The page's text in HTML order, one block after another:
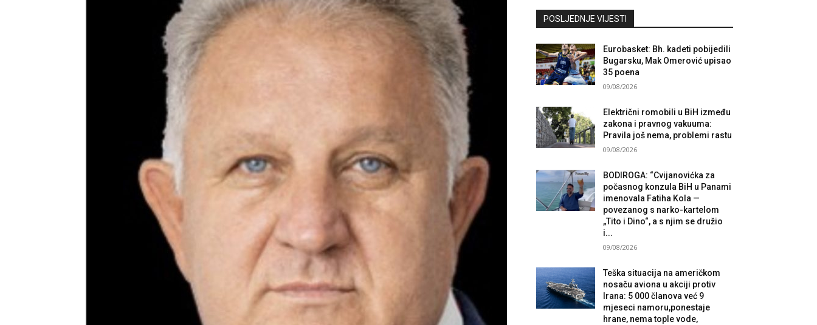
POSLJEDNJE VIJESTI
Eurobasket: Bh. kadeti pobijedili
Bugarsku, Mak Omerović upisao
35 poena
09/08/2026
Električni romobili u BiH između
zakona i pravnog vakuuma:
Pravila još nema, problemi rastu
09/08/2026
BODIROGA: “Cvijanovićka za
počasnog konzula BiH u Panami
imenovala Fatiha Kola —
povezanog s narko-kartelom
„Tito i Dino“, a s njim se družio
i...
09/08/2026
Teška situacija na američkom
nosaču aviona u akciji protiv
Irana: 5 000 članova već 9
mjeseci namoru,ponestaje
hrane, nema tople vode,